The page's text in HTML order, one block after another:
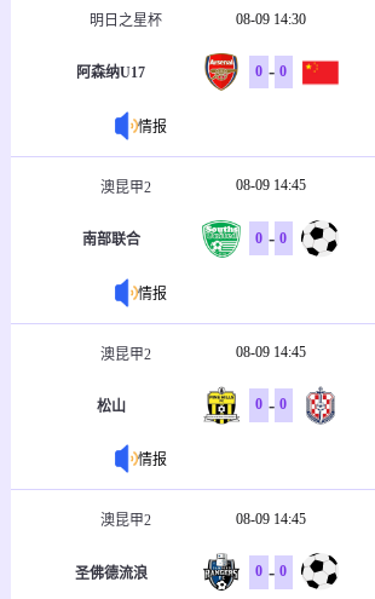
明日之星杯 08-09 14:30
阿森纳U17 0 - 0
情报
澳昆甲2 08-09 14:45
南部联合 0 - 0
情报
澳昆甲2 08-09 14:45
松山 0 - 0
情报
澳昆甲2 08-09 14:45
圣佛德流浪 0 - 0